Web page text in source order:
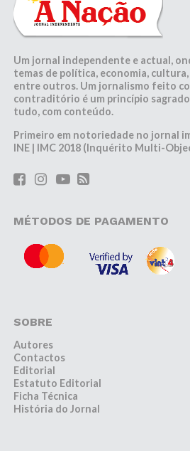
Um jornal independente e actual,
temas de política, economia,
entre outros. Um jornalismo feito
contraditório é um princípio
tudo, com conteúdo.
Primeiro em notoriedade no jornal
INE | IMC 2018 (Inquérito Multi-
MÉTODOS DE PAGAMENTO
SOBRE
Autores
Contactos
Editorial
Estatuto Editorial
Ficha Técnica
História do Jornal